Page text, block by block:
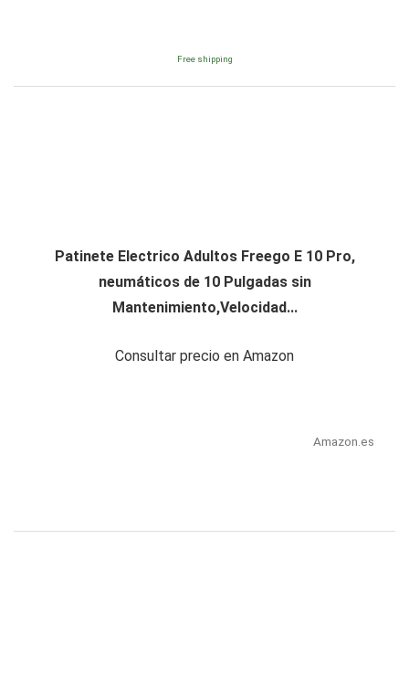
Free shipping
Patinete Electrico Adultos Freego E 10 Pro,
neumáticos de 10 Pulgadas sin
Mantenimiento,Velocidad...
Consultar precio en Amazon
Amazon.es